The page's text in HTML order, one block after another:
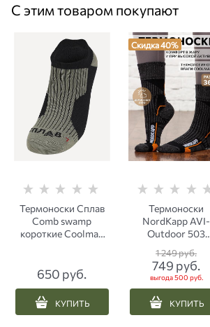
С этим товаром покупают
Термоноски Сплав
Comb swamp
короткие Coolmax
650 руб.
КУПИТЬ
Скидка 40%
Термоноски
NordKapp AVI-
Outdoor 503
1 249 руб.
749 руб.
выгода500 руб.
КУПИТЬ